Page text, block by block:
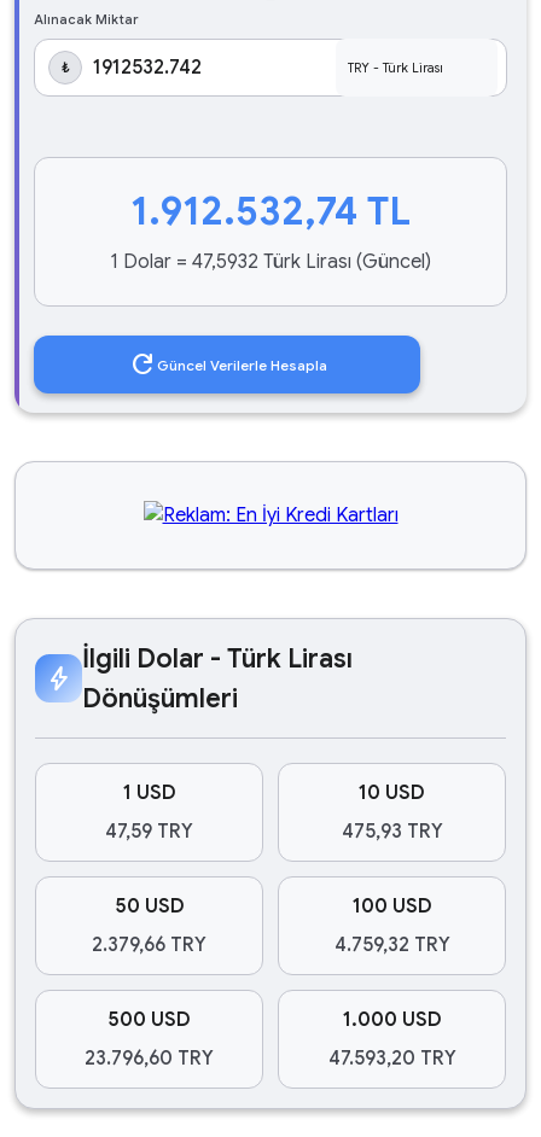
Alınacak Miktar
₺
1.912.532,74 TL
1 Dolar = 47,5932 Türk Lirası (Güncel)
refresh Güncel Verilerle Hesapla
bolt
İlgili Dolar - Türk Lirası
Dönüşümleri
1 USD
47,59 TRY
10 USD
475,93 TRY
50 USD
2.379,66 TRY
100 USD
4.759,32 TRY
500 USD
23.796,60 TRY
1.000 USD
47.593,20 TRY